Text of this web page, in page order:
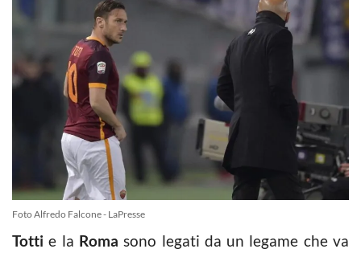
Foto Alfredo Falcone - LaPresse
Totti e la Roma sono legati da un legame che va